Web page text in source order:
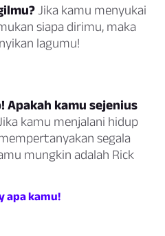
Jika kamu menyukai
siapa dirimu, maka
lagumu!
Apakah kamu sejenius
kamu menjalani hidup
segala
mungkin adalah Rick
apa kamu!